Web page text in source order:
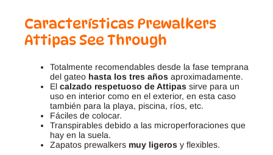
Características Prewalkers
AttipasSee Through
Totalmente recomendables desde la fase temprana
del gateo hasta los tres años aproximadamente.
El calzado respetuoso de Attipas sirve para un
uso en interior como en el exterior, en esta caso
también para la playa, piscina, ríos, etc.
Fáciles de colocar.
Transpirables debido a las microperforaciones que
hay en la suela.
Zapatos prewalkers muy ligeros y flexibles.